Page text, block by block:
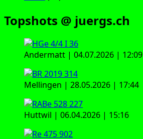
Topshots @ juergs.ch
Andermatt | 04.07.2026 | 12:09
Mellingen | 28.05.2026 | 17:44
Huttwil | 06.04.2026 | 15:16